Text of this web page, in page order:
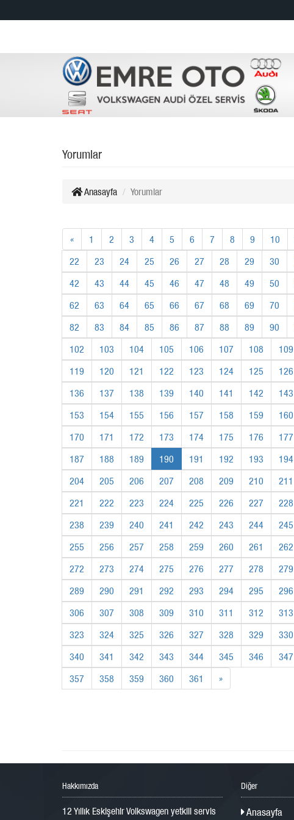
Yorumlar
Anasayfa Yorumlar
« 1 2 3 4 5 6 7 8 9 10
22
23 24 25 26 27 28 29 30
42
43 44 45 46 47 48 49 50
62
63 64 65 66 67 68 69 70
82
83 84 85 86 87 88 89 90
102
103 104 105 106 107 108 109
119
120 121 122 123 124 125 126
136
137 138 139 140 141 142 143
153
154 155 156 157 158 159 160
170
171 172 173 174 175 176 177
187
188 189 190 191 192 193 194
204
205 206 207 208 209 210 211
221
222 223 224 225 226 227 228
238
239 240 241 242 243 244 245
255
256 257 258 259 260 261 262
272
273 274 275 276 277 278 279
289
290 291 292 293 294 295 296
306
307 308 309 310 311 312 313
323
324 325 326 327 328 329 330
340
341 342 343 344 345 346 347
357
358 359 360 361 »
Hakkımızda
12 Yıllık Eskişehir Volkswagen yetkili servis
Diğer
Anasayfa